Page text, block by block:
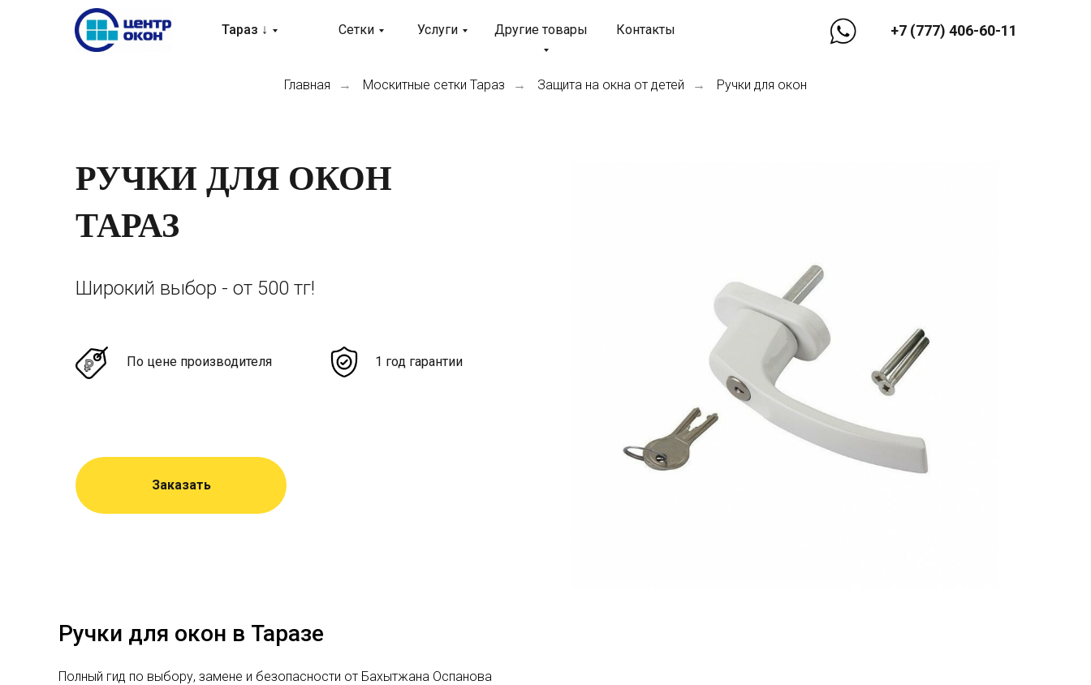
+7 (777) 406-60-11
Услуги
Тараз ↓ Другие товары Контакты
Сетки
Главная → Москитные сетки Тараз → Защита на окна от детей → Ручки для окон
РУЧКИ ДЛЯ ОКОН
ТАРАЗ
По цене производителя 1 год гарантии
Заказать
Широкий выбор - от 500 тг!
Ручки для окон в Таразе
Полный гид по выбору, замене и безопасности от Бахытжана Оспанова